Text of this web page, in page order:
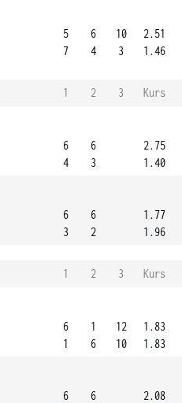
5
7
6
4
10
3
2.51
1.46
1 2 3
Kurs
6
4
6
3
2.75
1.40
6
3
6
2
1.77
1.96
1 2 3
Kurs
6
1
1
6
12
10
1.83
1.83
6
6
2.08